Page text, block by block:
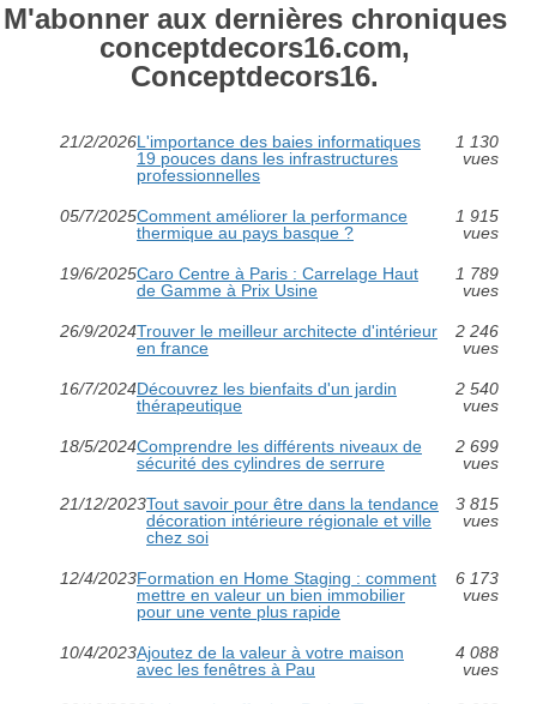
M'abonner aux dernières chroniques
conceptdecors16.com,
Conceptdecors16.
21/2/2026L'importance des baies informatiques
19 pouces dans les infrastructures
professionnelles
1 130
vues
05/7/2025Comment améliorer la performance
thermique au pays basque ?
1 915
vues
19/6/2025Caro Centre à Paris : Carrelage Haut
de Gamme à Prix Usine
1 789
vues
26/9/2024Trouver le meilleur architecte d'intérieur
en france
2 246
vues
16/7/2024Découvrez les bienfaits d'un jardin
thérapeutique
2 540
vues
18/5/2024Comprendre les différents niveaux de
sécurité des cylindres de serrure
2 699
vues
21/12/2023Tout savoir pour être dans la tendance
décoration intérieure régionale et ville
chez soi
3 815
vues
12/4/2023Formation en Home Staging : comment
mettre en valeur un bien immobilier
pour une vente plus rapide
6 173
vues
10/4/2023Ajoutez de la valeur à votre maison
avec les fenêtres à Pau
4 088
vues